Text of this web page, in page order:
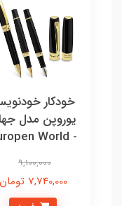
خودکار
یوروپن مدل
- Europen World
9,100,000
7,740,000 تومان